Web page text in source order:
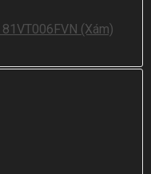
(Xám)